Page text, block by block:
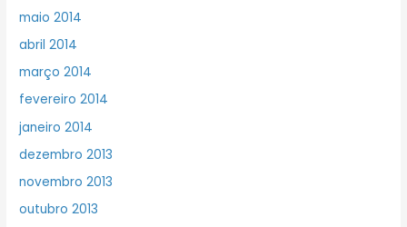
maio 2014
abril 2014
março 2014
fevereiro 2014
janeiro 2014
dezembro 2013
novembro 2013
outubro 2013